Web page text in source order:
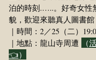
泊的時刻.…..。好奇女性
貌，歡迎來聽真人圖書館
｜時間：2／25（二）
｜地點：龍山寺周遭
（
👈）